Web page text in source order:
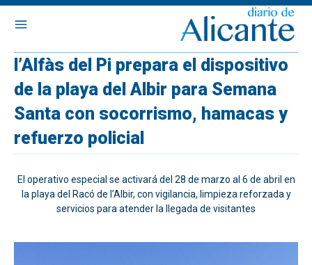
l’Alfàs del Pi prepara el dispositivo
de la playa del Albir para Semana
Santa con socorrismo, hamacas y
refuerzo policial
El operativo especial se activará del 28 de marzo al 6 de abril en
la playa del Racó de l’Albir, con vigilancia, limpieza reforzada y
servicios para atender la llegada de visitantes